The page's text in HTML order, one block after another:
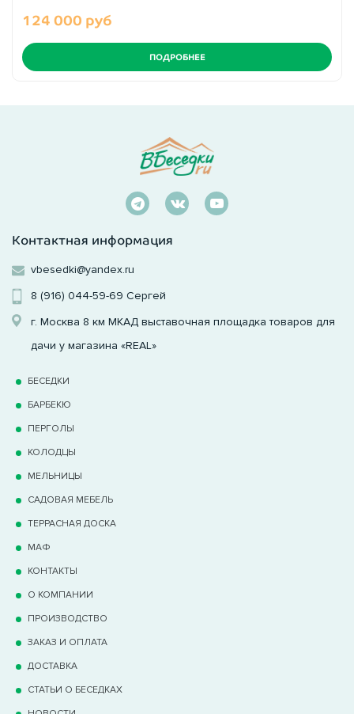
124 000 руб
ПОДРОБНЕЕ
Контактная информация
vbesedki@yandex.ru
8 (916) 044-59-69 Сергей
г. Москва 8 км МКАД выставочная площадка товаров для
дачи у магазина «REAL»
БЕСЕДКИ
БАРБЕКЮ
ПЕРГОЛЫ
КОЛОДЦЫ
МЕЛЬНИЦЫ
САДОВАЯ МЕБЕЛЬ
ТЕРРАCНАЯ ДОСКА
МАФ
КОНТАКТЫ
О КОМПАНИИ
ПРОИЗВОДСТВО
ЗАКАЗ И ОПЛАТА
ДОСТАВКА
СТАТЬИ О БЕСЕДКАХ